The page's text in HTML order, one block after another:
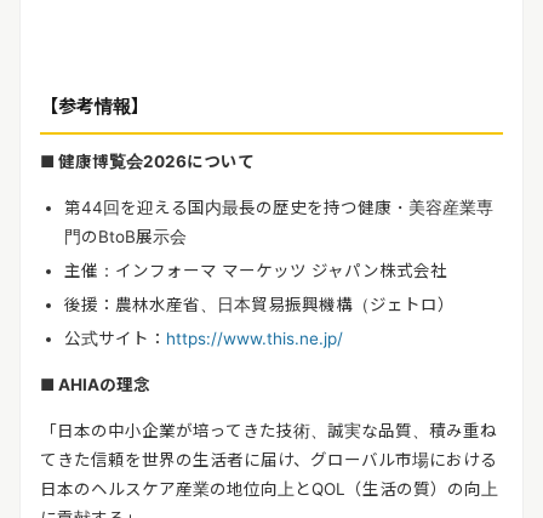
【参考情報】
■ 健康博覧会2026について
第44回を迎える国内最長の歴史を持つ健康・美容産業専
門のBtoB展示会
主催：インフォーマ マーケッツ ジャパン株式会社
後援：農林水産省、日本貿易振興機構（ジェトロ）
公式サイト： https://www.this.ne.jp/
■ AHIAの理念
「日本の中小企業が培ってきた技術、誠実な品質、積み重ね
てきた信頼を世界の生活者に届け、グローバル市場における
日本のヘルスケア産業の地位向上とQOL （生活の質）の向上